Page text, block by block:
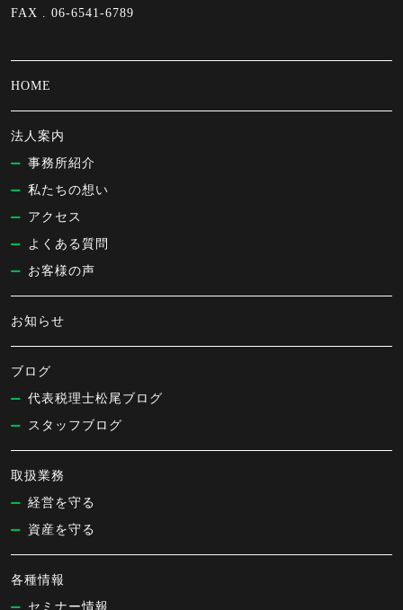
FAX . 06-6541-6789
HOME
法人案内
事務所紹介
私たちの想い
アクセス
よくある質問
お客様の声
お知らせ
ブログ
代表税理士松尾ブログ
スタッフブログ
取扱業務
経営を守る
資産を守る
各種情報
セミナー情報